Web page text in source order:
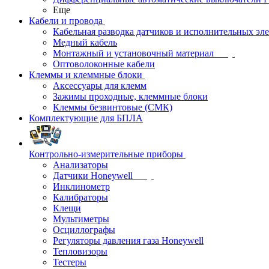
Еще
Кабели и провода
Кабельная разводка датчиков и исполнительных
Медный кабель
Монтажный и установочный материал
Оптоволоконные кабели
Клеммы и клеммные блоки
Аксессуары для клемм
Зажимы проходные, клеммные блоки
Клеммы безвинтовые (СМК)
Комплектующие для БПЛА
Контрольно-измерительные приборы
Анализаторы
Датчики Honeywell
Инклинометр
Калибраторы
Клещи
Мультиметры
Осциллографы
Регуляторы давления газа Honeywell
Тепловизоры
Тестеры